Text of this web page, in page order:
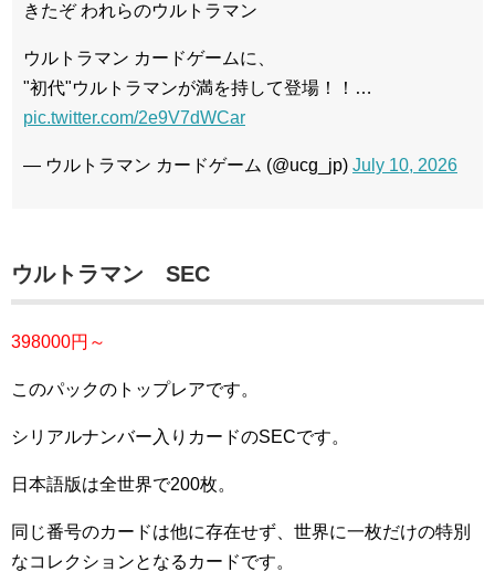
きたぞ われらのウルトラマン
ウルトラマン カードゲームに、
"初代"ウルトラマンが満を持して登場！！…
pic.twitter.com/2e9V7dWCar
— ウルトラマン カードゲーム (@ucg_jp) July 10, 2026
ウルトラマン SEC
398000円～
このパックのトップレアです。
シリアルナンバー入りカードのSECです。
日本語版は全世界で200枚。
同じ番号のカードは他に存在せず、世界に一枚だけの特別
なコレクションとなるカードです。